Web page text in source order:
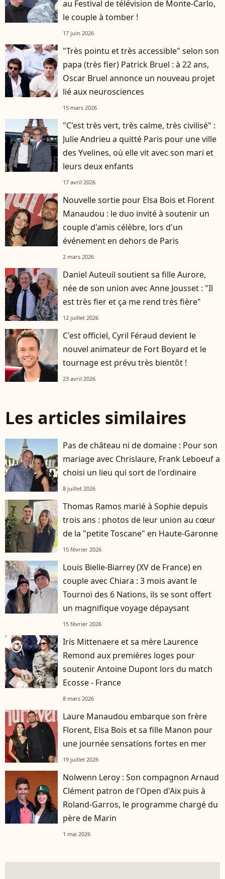
au Festival de télévision de Monte-Carlo,
le couple à tomber !
17 juin 2026
"Très pointu et très accessible" selon son
papa (très fier) Patrick Bruel : à 22 ans,
Oscar Bruel annonce un nouveau projet
lié aux neurosciences
15 mars 2026
"C'est très vert, très calme, très civilisé" :
Julie Andrieu a quitté Paris pour une ville
des Yvelines, où elle vit avec son mari et
leurs deux enfants
17 avril 2026
Nouvelle sortie pour Elsa Bois et Florent
Manaudou : le duo invité à soutenir un
couple d'amis célèbre, lors d'un
événement en dehors de Paris
2 mars 2026
Daniel Auteuil soutient sa fille Aurore,
née de son union avec Anne Jousset : "Il
est très fier et ça me rend très fière"
12 juillet 2026
C'est officiel, Cyril Féraud devient le
nouvel animateur de Fort Boyard et le
tournage est prévu très bientôt !
23 avril 2026
Les articles similaires
Pas de château ni de domaine : Pour son
mariage avec Chrislaure, Frank Leboeuf a
choisi un lieu qui sort de l'ordinaire
8 juillet 2026
Thomas Ramos marié à Sophie depuis
trois ans : photos de leur union au cœur
de la "petite Toscane" en Haute-Garonne
15 février 2026
Louis Bielle-Biarrey (XV de France) en
couple avec Chiara : 3 mois avant le
Tournoi des 6 Nations, ils se sont offert
un magnifique voyage dépaysant
15 février 2026
player2
Iris Mittenaere et sa mère Laurence
Remond aux premières loges pour
soutenir Antoine Dupont lors du match
Ecosse - France
8 mars 2026
Laure Manaudou embarque son frère
Florent, Elsa Bois et sa fille Manon pour
une journée sensations fortes en mer
19 juillet 2026
Nolwenn Leroy : Son compagnon Arnaud
Clément patron de l'Open d'Aix puis à
Roland-Garros, le programme chargé du
père de Marin
1 mai 2026